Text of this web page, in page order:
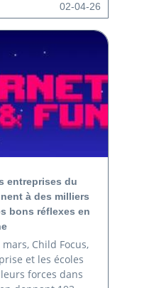
02-04-26
entreprises du
à des milliers
bons réflexes en
Child Focus,
et les écoles
forces dans